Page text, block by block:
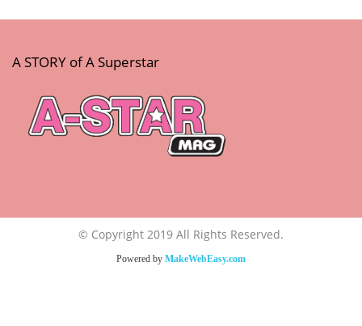
A STORY of A Superstar
© Copyright 2019 All Rights Reserved.
Powered by MakeWebEasy.com